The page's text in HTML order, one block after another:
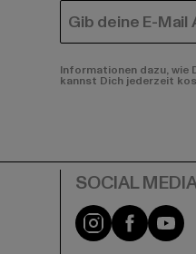
E-MAIL
Informationen dazu, wie
kannst Dich jederzeit
Instagram